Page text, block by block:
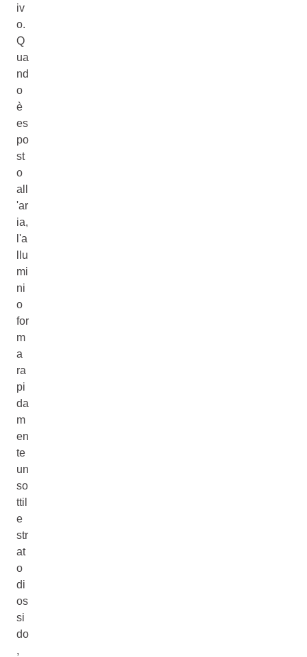
iv
o.
Q
ua
nd
o
è
es
po
st
o
all
'ar
ia,
l'a
llu
mi
ni
o
for
m
a
ra
pi
da
m
en
te
un
so
ttil
e
str
at
o
di
os
si
do
,